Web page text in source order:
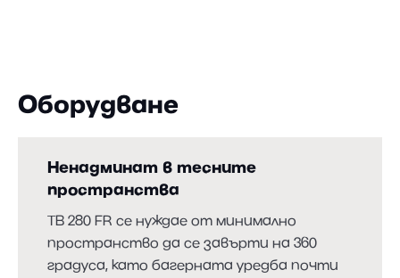
Оборудване
Ненадминат в тесните
пространства
TB 280 FR се нуждае от минимално
пространство да се завърти на 360
градуса, като багерната уредба почти